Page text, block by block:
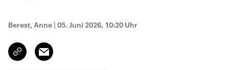
Berest, Anne | 05. Juni 2026, 10:20 Uhr
Link
kopieren/teilen
Email